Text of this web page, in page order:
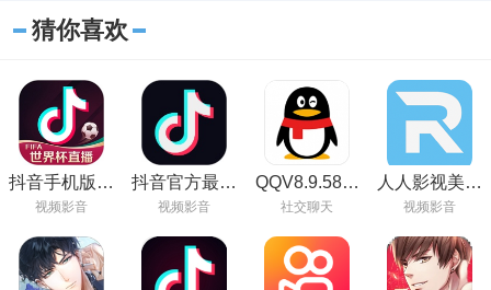
猜你喜欢
抖音手机版在
线观看
视频影音
抖音官方最新
版下载
视频影音
QQV8.9.58最
新版
社交聊天
人人影视美剧
APP免费版安
视频影音